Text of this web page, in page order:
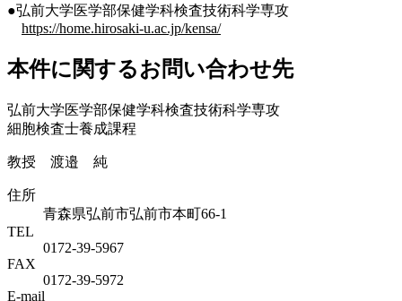
●弘前大学医学部保健学科検査技術科学専攻
https://home.hirosaki-u.ac.jp/kensa/
本件に関するお問い合わせ先
弘前大学医学部保健学科検査技術科学専攻
細胞検査士養成課程
教授 渡邉 純
住所
青森県弘前市弘前市本町66-1
TEL
0172-39-5967
FAX
0172-39-5972
E-mail